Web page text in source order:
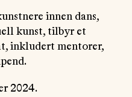
innen dans,
kunst, tilbyr et
inkludert mentorer,
2024.